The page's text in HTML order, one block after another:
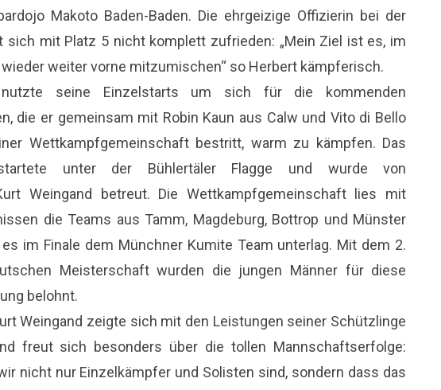
Makoto Baden-Baden. Die ehrgeizige Offizierin bei der
sich mit Platz 5 nicht komplett zufrieden: „Mein Ziel ist es, im
weiter vorne mitzumischen“ so Herbert kämpferisch.
nutzte seine Einzelstarts um sich für die kommenden
die er gemeinsam mit Robin Kaun aus Calw und Vito di Bello
Wettkampfgemeinschaft bestritt, warm zu kämpfen. Das
startete unter der Bühlertäler Flagge und wurde von
Weingand betreut. Die Wettkampfgemeinschaft lies mit
die Teams aus Tamm, Magdeburg, Bottrop und Münster
im Finale dem Münchner Kumite Team unterlag. Mit dem 2.
Meisterschaft wurden die jungen Männer für diese
belohnt.
Weingand zeigte sich mit den Leistungen seiner Schützlinge
freut sich besonders über die tollen Mannschaftserfolge:
nicht nur Einzelkämpfer und Solisten sind, sondern dass das